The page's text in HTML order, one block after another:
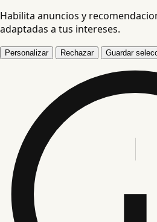
Habilita anuncios y
adaptadas a tus intereses.
Personalizar Rechazar Guardar